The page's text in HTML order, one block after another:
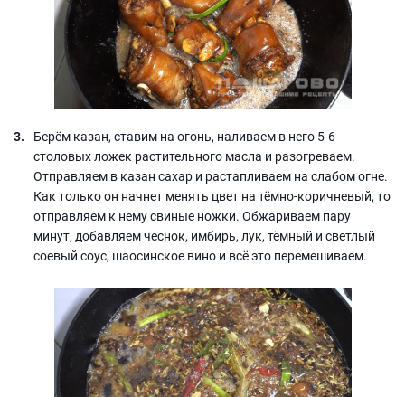
Берём казан, ставим на огонь, наливаем в него 5-6
столовых ложек растительного масла и разогреваем.
Отправляем в казан сахар и растапливаем на слабом огне.
Как только он начнет менять цвет на тёмно-коричневый, то
отправляем к нему свиные ножки. Обжариваем пару
минут, добавляем чеснок, имбирь, лук, тёмный и светлый
соевый соус, шаосинское вино и всё это перемешиваем.